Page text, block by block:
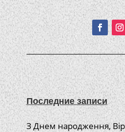
Последние записи
З Днем народження,